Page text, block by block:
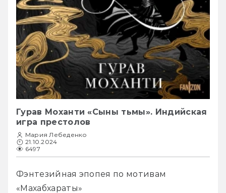
Гурав Моханти «Сыны тьмы». Индийская
игра престолов
Мария Лебеденко
21.10.2024
6497
Фэнтезийная эпопея по мотивам
«Махабхараты»